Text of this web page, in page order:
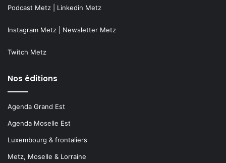
Podcast Metz Linkedin Metz
Instagram Metz Newsletter Metz
Twitch Metz
Nos éditions
Agenda Grand Est
Agenda Moselle Est
Luxembourg & frontaliers
Metz, Moselle & Lorraine